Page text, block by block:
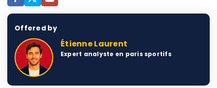
Offered by
Étienne Laurent
Expert analyste en paris sportifs